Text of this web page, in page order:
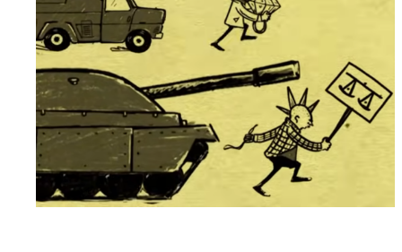
2023: ingresa al ICBA con Marfan avanzado y el
corazón en las últimas. 10 días antes de Navidad: para 5
minutos. Lo reviven. Sube al puesto 1 de la lista de
trasplante. 11 de diciembre: le ponen un corazón
nuevo. 10 meses internado: graba Exultante, su disco
100% hospitalario con tablet, guitarra y susurros a las 2
AM. Octubre 2025: sale el álbum. HOY, 6/11, 21 hs: La
Trastienda. Su primer show SOLISTA en DOS AÑOS.
“Quiero celebrar que estoy vivo, no presentar un disco
que ya todos escucharon”, tira Carca en el living de